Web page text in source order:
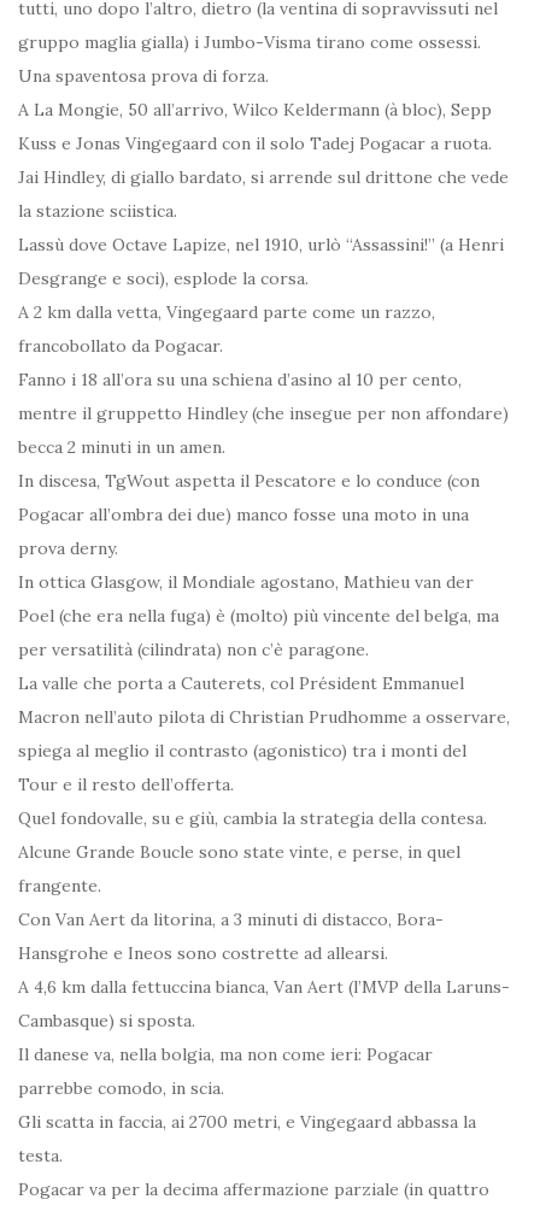
tutti, uno dopo l’altro, dietro (la ventina di sopravvissuti nel
gruppo maglia gialla) i Jumbo-Visma tirano come ossessi.
Una spaventosa prova di forza.
A La Mongie, 50 all’arrivo, Wilco Keldermann (à bloc), Sepp
Kuss e Jonas Vingegaard con il solo Tadej Pogacar a ruota.
Jai Hindley, di giallo bardato, si arrende sul drittone che vede
la stazione sciistica.
Lassù dove Octave Lapize, nel 1910, urlò “Assassini!” (a Henri
Desgrange e soci), esplode la corsa.
A 2 km dalla vetta, Vingegaard parte come un razzo,
francobollato da Pogacar.
Fanno i 18 all’ora su una schiena d’asino al 10 per cento,
mentre il gruppetto Hindley (che insegue per non affondare)
becca 2 minuti in un amen.
In discesa, TgWout aspetta il Pescatore e lo conduce (con
Pogacar all’ombra dei due) manco fosse una moto in una
prova derny.
In ottica Glasgow, il Mondiale agostano, Mathieu van der
Poel (che era nella fuga) è (molto) più vincente del belga, ma
per versatilità (cilindrata) non c’è paragone.
La valle che porta a Cauterets, col Président Emmanuel
Macron nell’auto pilota di Christian Prudhomme a osservare,
spiega al meglio il contrasto (agonistico) tra i monti del
Tour e il resto dell’offerta.
Quel fondovalle, su e giù, cambia la strategia della contesa.
Alcune Grande Boucle sono state vinte, e perse, in quel
frangente.
Con Van Aert da litorina, a 3 minuti di distacco, Bora-
Hansgrohe e Ineos sono costrette ad allearsi.
A 4,6 km dalla fettuccina bianca, Van Aert (l’MVP della Laruns-
Cambasque) si sposta.
Il danese va, nella bolgia, ma non come ieri: Pogacar
parrebbe comodo, in scia.
Gli scatta in faccia, ai 2700 metri, e Vingegaard abbassa la
testa.
Pogacar va per la decima affermazione parziale (in quattro